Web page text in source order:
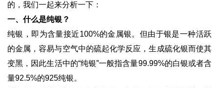
的，我们一起来分析一下：
一、什么是纯银？
纯银，即为含量接近100%的金属银。但由于银是一种活跃
的金属，容易与空气中的硫起化学反应，生成硫化银而使其
变黑，因此生活中的“纯银”一般指含量99.99%的白银或者含
量92.5%的925纯银。